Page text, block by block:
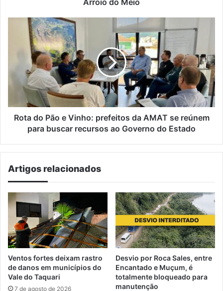
prefeitos
se
reúnem
Governo
Rota do Pão e Vinho: prefeitos da AMAT se reúnem
para buscar recursos ao Governo do Estado
Artigos relacionados
Ventos fortes deixam rastro
de danos em municípios do
Vale do Taquari
7 de agosto de 2026
Desvio por Roca Sales, entre
Encantado e Muçum, é
totalmente bloqueado para
manutenção